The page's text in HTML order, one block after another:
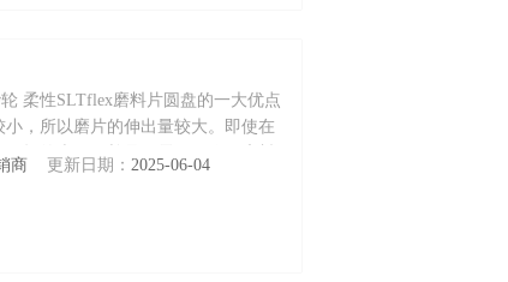
柔性SLTflex磨料片圆盘的一大优点
，所以磨片的伸出量较大。即使在
坦的表面，并且不需要工作。磨料
磨盘的替代品。
商 更新日期：2025-06-04